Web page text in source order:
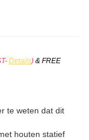
Details) & FREE
te weten dat dit
houten statief